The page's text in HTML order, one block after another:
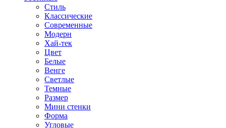
Стиль
Классические
Современные
Модерн
Хай-тек
Цвет
Белые
Венге
Светлые
Темные
Размер
Мини стенки
Форма
Угловые